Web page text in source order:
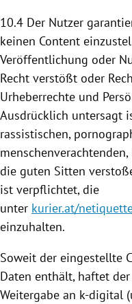
10.4 Der Nutzer
keinen Content
Veröffentlichung oder
Recht verstößt oder
Urheberrechte und
Ausdrücklich untersagt
rassistischen,
die guten Sitten
ist verpflichtet, die
unter kurier.at/
einzuhalten.
Soweit der eingestellte
Daten enthält, haftet
Weitergabe an k-digital